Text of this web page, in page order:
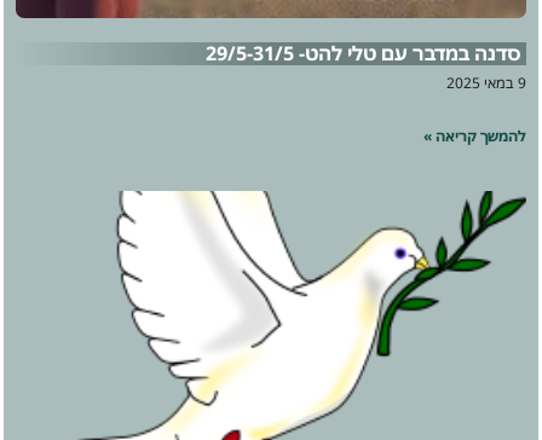
סדנה במדבר עם טלי להט- 29/5-31/5
9 במאי 2025
להמשך קריאה »